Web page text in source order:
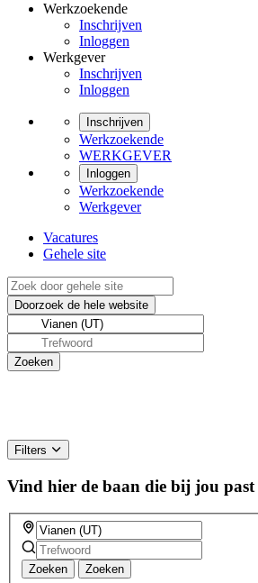
Werkzoekende
Inschrijven
Inloggen
Werkgever
Inschrijven
Inloggen
Inschrijven
Werkzoekende
WERKGEVER
Inloggen
Werkzoekende
Werkgever
Vacatures
Gehele site
Filters
Vind hier de baan die bij jou past
Zoeken Zoeken